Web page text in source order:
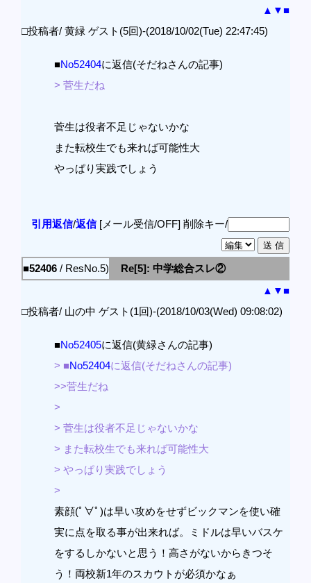
▲ ▼■
□投稿者/ 黄緑 ゲスト(5回)-(2018/10/02(Tue) 22:47:45)
■No52404に返信(そだねさんの記事)
> 菅生だね
菅生は役者不足じゃないかな
また転校生でも来れば可能性大
やっぱり実践でしょう
引用返信/返信[メール受信/OFF] 削除キー/
■52406 / ResNo.5)
Re[5]: 中学総合スレ②
▲ ▼■
□投稿者/ 山の中 ゲスト(1回)-(2018/10/03(Wed) 09:08:02)
■No52405に返信(黄緑さんの記事)
> ■No52404に返信(そだねさんの記事)
>>菅生だね
>
> 菅生は役者不足じゃないかな
> また転校生でも来れば可能性大
> やっぱり実践でしょう
>
素顔(ﾟ∀ﾟ)は早い攻めをせずビックマンを使い確
実に点を取る事が出来れば。ミドルは早いバスケ
をするしかないと思う！高さがないからきつそ
う！両校新1年のスカウトが必須かなぁ